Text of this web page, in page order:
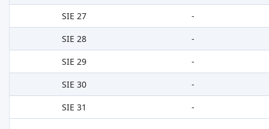
SIE 27
-
SIE 28
-
SIE 29
-
SIE 30
-
SIE 31
-